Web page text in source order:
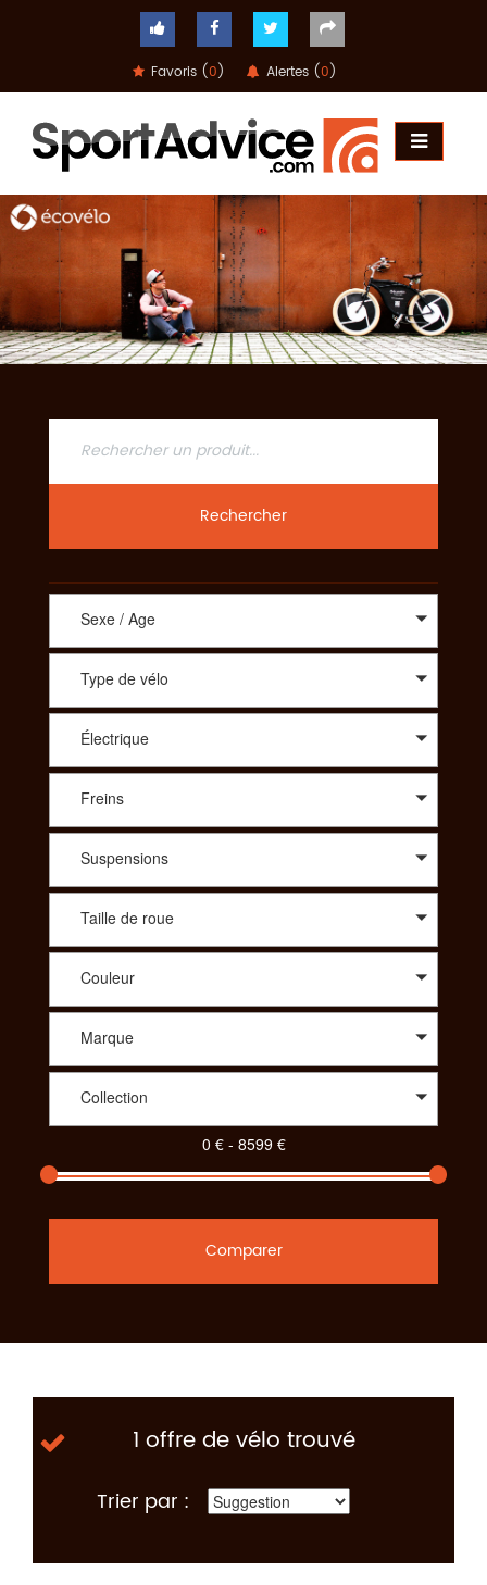
Favoris (0) Alertes (0)
COMPARATEUR
CONSEILS
QUESTIONS
-
RÉPONSES
CONTACT
Rechercher
Sexe / Age
Type de vélo
Électrique
Freins
Suspensions
Taille de roue
Couleur
Marque
Collection
Comparer
1 offre de vélo trouvé
Trier par :